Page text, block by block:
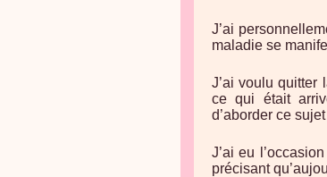
J’ai
maladie se
J’ai voulu quitter
ce qui était
d’aborder ce sujet
J’ai eu
précisant